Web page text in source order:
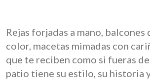
Rejas forjadas a mano, balcones
color, macetas mimadas con
que te reciben como si fueras de
patio tiene su estilo, su historia